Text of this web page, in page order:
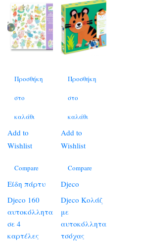
Προσθήκη
στο
καλάθι
Add to
Wishlist
Compare
Είδη πάρτυ
Djeco 160
αυτοκόλλητα
σε 4
καρτέλες
Προσθήκη
στο
καλάθι
Add to
Wishlist
Compare
Djeco
Djeco Κολάζ
με
αυτοκόλλητα
τσόχας